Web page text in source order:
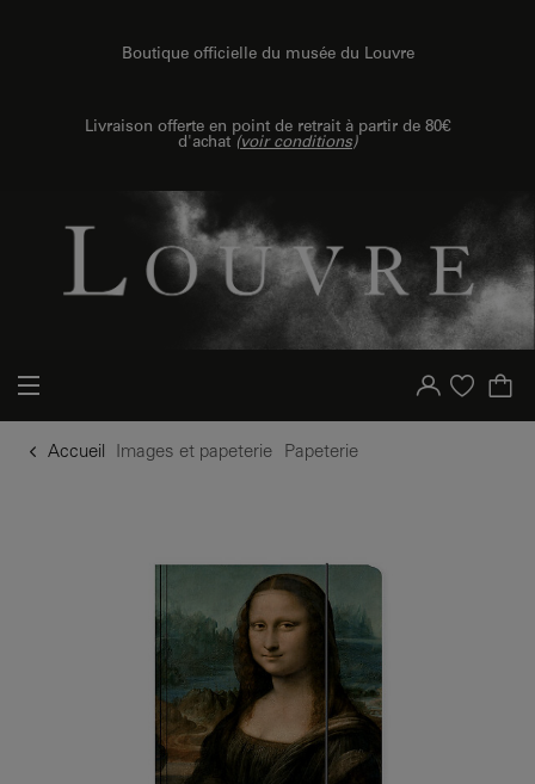
Boutique officielle du musée du Louvre
Livraison offerte en point de retrait à partir de 80€
d'achat (voir conditions)
Votre compte
Liste d'achat
Accueil Images et papeterie Papeterie